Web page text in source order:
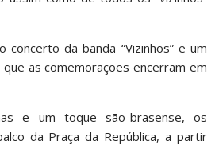
da banda “Vizinhos” e um
as comemorações encerram em
e um toque são-brasense, os
da Praça da República, a partir